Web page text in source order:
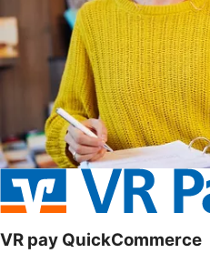
VR pay QuickCommerce